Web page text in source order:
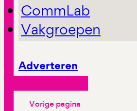
CommLab
Vakgroepen
Adverteren
Vorige pagina